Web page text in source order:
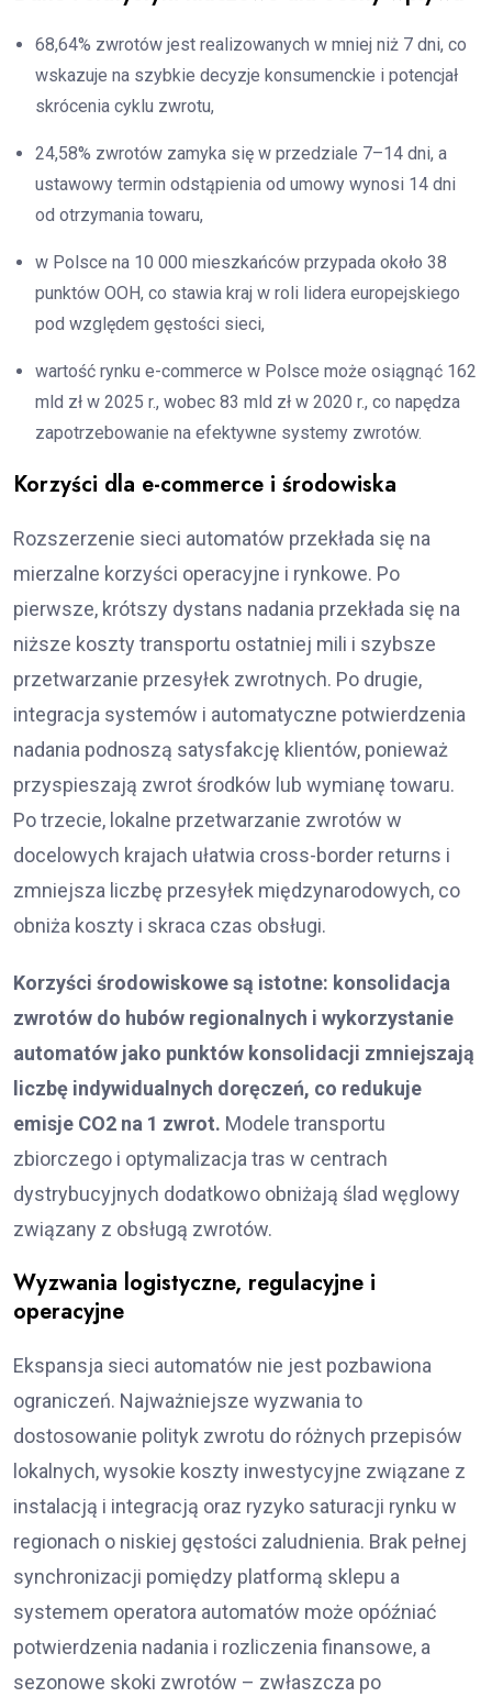
68,64% zwrotów jest realizowanych w mniej niż 7 dni, co
wskazuje na szybkie decyzje konsumenckie i potencjał
skrócenia cyklu zwrotu,
24,58% zwrotów zamyka się w przedziale 7–14 dni, a
ustawowy termin odstąpienia od umowy wynosi 14 dni
od otrzymania towaru,
w Polsce na 10 000 mieszkańców przypada około 38
punktów OOH, co stawia kraj w roli lidera europejskiego
pod względem gęstości sieci,
wartość rynku e-commerce w Polsce może osiągnąć 162
mld zł w 2025 r., wobec 83 mld zł w 2020 r., co napędza
zapotrzebowanie na efektywne systemy zwrotów.
Korzyści dla e-commerce i środowiska
Rozszerzenie sieci automatów przekłada się na
mierzalne korzyści operacyjne i rynkowe. Po
pierwsze, krótszy dystans nadania przekłada się na
niższe koszty transportu ostatniej mili i szybsze
przetwarzanie przesyłek zwrotnych. Po drugie,
integracja systemów i automatyczne potwierdzenia
nadania podnoszą satysfakcję klientów, ponieważ
przyspieszają zwrot środków lub wymianę towaru.
Po trzecie, lokalne przetwarzanie zwrotów w
docelowych krajach ułatwia cross-border returns i
zmniejsza liczbę przesyłek międzynarodowych, co
obniża koszty i skraca czas obsługi.
Korzyści środowiskowe są istotne: konsolidacja
zwrotów do hubów regionalnych i wykorzystanie
automatów jako punktów konsolidacji zmniejszają
liczbę indywidualnych doręczeń, co redukuje
emisje CO2 na 1 zwrot. Modele transportu
zbiorczego i optymalizacja tras w centrach
dystrybucyjnych dodatkowo obniżają ślad węglowy
związany z obsługą zwrotów.
Wyzwania logistyczne, regulacyjne i
operacyjne
Ekspansja sieci automatów nie jest pozbawiona
ograniczeń. Najważniejsze wyzwania to
dostosowanie polityk zwrotu do różnych przepisów
lokalnych, wysokie koszty inwestycyjne związane z
instalacją i integracją oraz ryzyko saturacji rynku w
regionach o niskiej gęstości zaludnienia. Brak pełnej
synchronizacji pomiędzy platformą sklepu a
systemem operatora automatów może opóźniać
potwierdzenia nadania i rozliczenia finansowe, a
sezonowe skoki zwrotów – zwłaszcza po